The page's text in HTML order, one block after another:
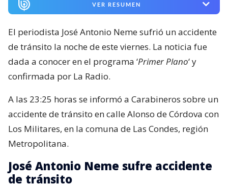
VER RESUMEN
El periodista José Antonio Neme sufrió un accidente
de tránsito la noche de este viernes. La noticia fue
dada a conocer en el programa ‘Primer Plano‘ y
confirmada por La Radio.
A las 23:25 horas se informó a Carabineros sobre un
accidente de tránsito en calle Alonso de Córdova con
Los Militares, en la comuna de Las Condes, región
Metropolitana.
José Antonio Neme sufre accidente
de tránsito